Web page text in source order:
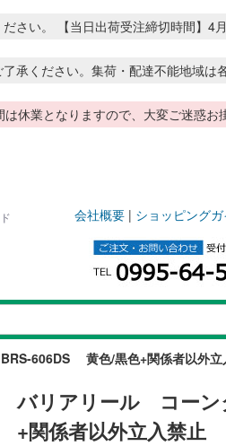
ださい。 【当日出荷受注締切時間】
ください。集荷・配達不能地域は
業となりますので、大変ご迷惑お
会社概要 | ショッピングガ
606DS 黄色/黒色+関係者以外立
バリアリール コー
+関係者以外立入禁止